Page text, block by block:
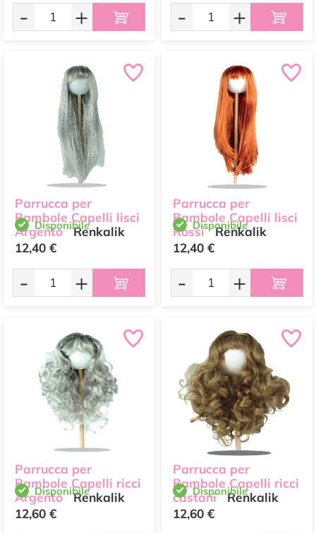
- + - +
Parrucca per
Bambole Capelli lisci
Argento Renkalik
Disponibile
12,40 €
- +
Parrucca per
Bambole Capelli lisci
Rossi Renkalik
Disponibile
12,40 €
- +
Parrucca per
Bambole Capelli ricci
Argento Renkalik
Disponibile
12,60 €
Parrucca per
Bambole Capelli ricci
castani Renkalik
Disponibile
12,60 €